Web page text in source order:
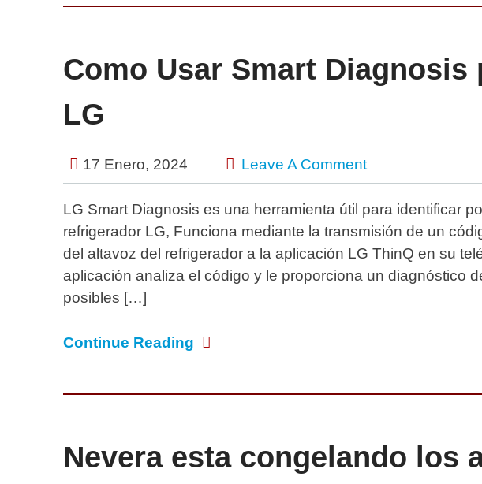
Como Usar Smart Diagnosis
LG
17 Enero, 2024 Leave A Comment
LG Smart Diagnosis es una herramienta útil para identificar
refrigerador LG, Funciona mediante la transmisión de un
del altavoz del refrigerador a la aplicación LG ThinQ en su
aplicación analiza el código y le proporciona un diagnóstico
posibles […]
Continue Reading
Nevera esta congelando los